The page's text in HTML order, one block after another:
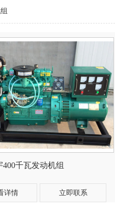
400千瓦发动机组
详情 立即联系